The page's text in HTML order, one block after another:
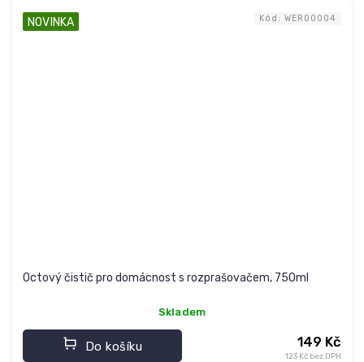
NOVINKA
Octový čistič pro domácnost s rozprašovačem, 750ml
Skladem
123 Kč bez DPH
149 Kč
Do košíku
Kód: WER00004